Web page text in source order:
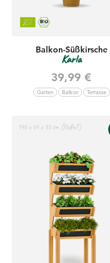
Balkon-Süßkirsche
Karla
Angebot
39,99 €
Garten Balkon Terrasse
146 x 64 x 33 cm (HxBxT)